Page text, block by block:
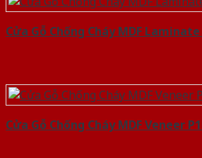
Cửa Gỗ Chống Cháy MDF Laminate
Cửa Gỗ Chống Cháy MDF Veneer